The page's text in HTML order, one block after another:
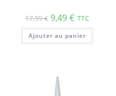
17,99€ 9,49€ TTC
Ajouter au panier